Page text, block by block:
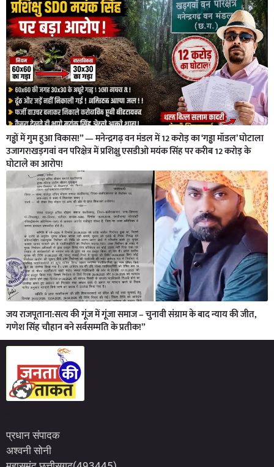
गड्ढों में गुम हुआ विकास!” — मनेन्द्रगढ़ वन मंडल में 12 करोड़ का ‘गड्ढा मॉडल’ घोटाला
उजागर!खड़गवां वन परिक्षेत्र में प्रशिक्षु एसडीओ मयंक सिंह पर करीब 12 करोड़ के
घोटाले का आरोप!
जय राजपूताना:सत्य की गूंज में गूंजा समाज – चुनावी संग्राम के बाद न्याय की जीत,
गणेश सिंह चौहान बने सर्वसम्मति के प्रतीक!”
प्रधान संपादक
अश्वनी सोनी